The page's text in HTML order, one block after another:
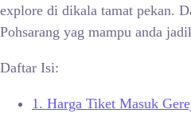
explore di dikala tamat pekan.
Pohsarang yag mampu anda
Daftar Isi:
1. Harga Tiket Masuk